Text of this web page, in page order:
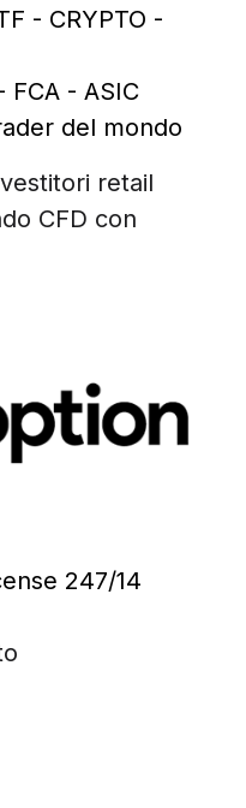
- CRYPTO -
FCA - ASIC
del mondo
retail
CFD con
247/14